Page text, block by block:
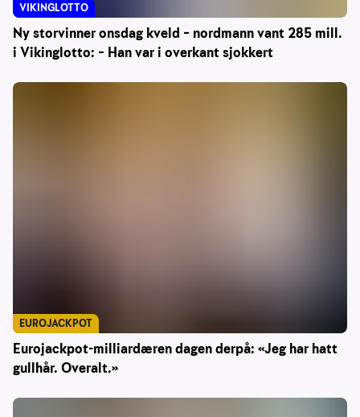
Ny storvinner onsdag kveld – nordmann vant 285 mill.
i Vikinglotto: – Han var i overkant sjokkert
VIKINGLOTTO
Eurojackpot-milliardæren dagen derpå: «Jeg har hatt
gullhår. Overalt.»
EUROJACKPOT